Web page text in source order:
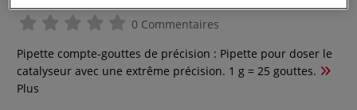
0 Commentaires
Pipette compte-gouttes de précision : Pipette pour doser le
catalyseur avec une extrême précision. 1 g = 25 gouttes.
Plus